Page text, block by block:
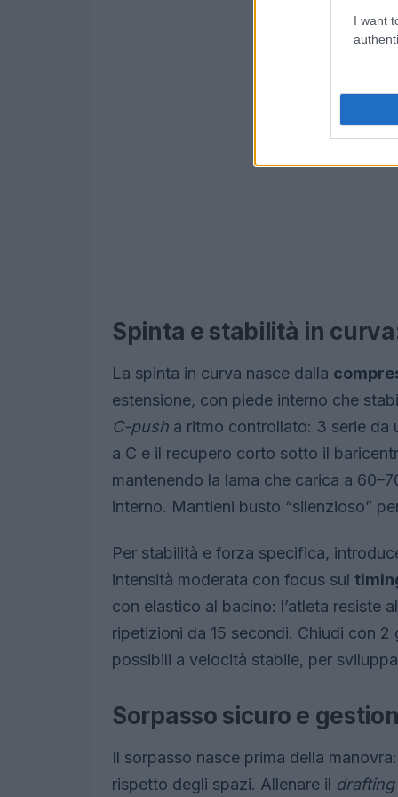
I want
Spinta e stabilità in
La spinta in curva nasce dalla
estensione, con piede interno che
C-push a ritmo controllato: 3 serie da
a C e il recupero corto sotto il
mantenendo la lama che carica a
interno. Mantieni busto “silenzioso”
Per stabilità e forza specifica,
intensità moderata con focus sul
con elastico al bacino: l’atleta resiste
ripetizioni da 15 secondi. Chiudi con 2
possibili a velocità stabile, per
Sorpasso sicuro e
Il sorpasso nasce prima della
rispetto degli spazi. Allenare il drafting